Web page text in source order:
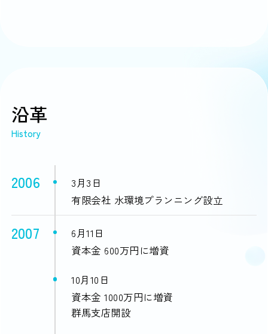
沿革
History
2006
3月3日
有限会社 水環境プランニング設立
2007
6月11日
資本金 600万円に増資
10月10日
資本金 1000万円に増資
群馬支店開設